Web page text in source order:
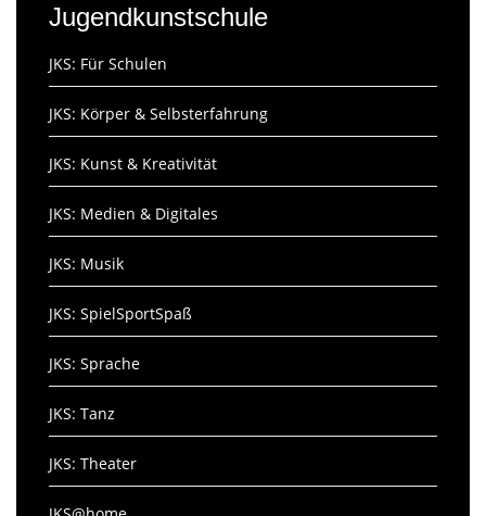
Jugendkunstschule
JKS: Für Schulen
JKS: Körper & Selbsterfahrung
JKS: Kunst & Kreativität
JKS: Medien & Digitales
JKS: Musik
JKS: SpielSportSpaß
JKS: Sprache
JKS: Tanz
JKS: Theater